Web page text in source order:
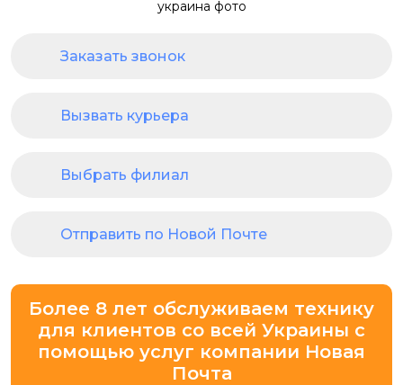
Заказать звонок
Вызвать курьера
Выбрать филиал
Отправить по Новой Почте
Более 8 лет обслуживаем технику
для клиентов со всей Украины с
помощью услуг компании Новая
Почта